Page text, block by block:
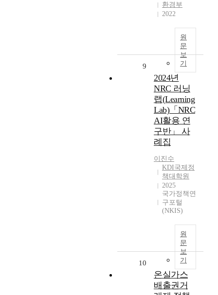
환경부
2022
원
문
보
기
9
2024년
NRC 러닝
랩(Learning
Lab)「NRC
AI활용 연
구반」 사
례집
이진수
KDI국제정
책대학원
2025
국가정책연
구포털
(NKIS)
원
문
보
기
10
온실가스
배출권거